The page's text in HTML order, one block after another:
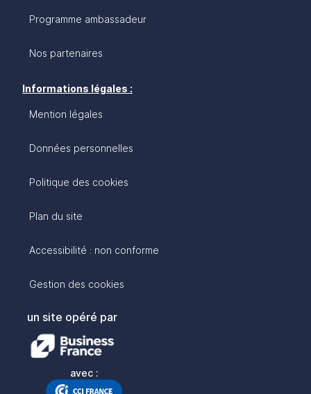
Programme ambassadeur
Nos partenaires
Informations légales :
Mention légales
Données personnelles
Politique des cookies
Plan du site
Accessibilité : non conforme
Gestion des cookies
un site opéré par
avec :